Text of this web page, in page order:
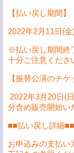
【払い戻し期間】
2022年2月11日(
※払い戻し期間終
十分ご注意くださ
【振替公演のチケ
2022年3月20日(
分含め販売開始い
■■払い戻し詳細■■
お申込みの支払い